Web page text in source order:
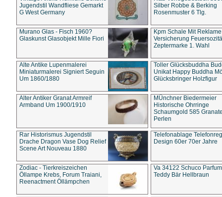
Jugendstil Wandfliese Gemarkt
G West Germany
Silber Robbe & Berking
Rosenmuster 6 Tlg.
Murano Glas - Fisch 1960?
Glaskunst Glasobjekt Mille Fiori
Kpm Schale Mit Reklame
Versicherung
Zeptermarke 1. Wahl
Alte Antike Lupenmalerei
Miniaturmalerei Signiert Seguin
Um 1860/1880
Toller Glücksbuddha
Unikat Happy Buddha
Glücksbringer Holzfigur
Alter Antiker Granat Armreif
Armband Um 1900/1910
MÜnchner Biedermeier
Historische Ohrringe
Schaumgold 585
Perlen
Rar Historismus Jugendstil
Drache Dragon Vase Dog Relief
Scene Art Nouveau 1880
Telefonablage
Design 60er 70er Jahre
Zodiac - Tierkreiszeichen
Öllampe Krebs, Forum Traiani,
Reenactment Öllämpchen
Va 34122 Schuco
Teddy Bär Hellbraun